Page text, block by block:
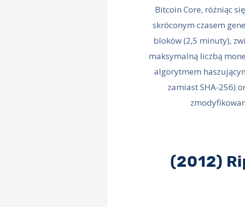
Bitcoin Core, różniąc
skróconym czasem
bloków (2,5 minuty),
maksymalną liczbą
algorytmem
zamiast SHA-256)
(2012)